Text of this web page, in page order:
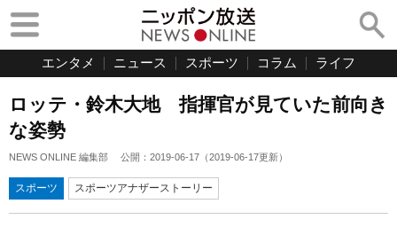
エンタメ ニュース スポーツ コラム ライフ
ロッテ・鈴木大地 指揮官が見ていた前向き
な姿勢
NEWS ONLINE 編集部 公開： 2019-06-17 （2019-06-17更新）
スポーツ スポーツアナザーストーリー